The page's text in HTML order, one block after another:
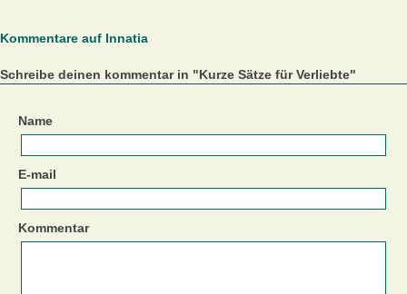
Kommentare auf Innatia
Schreibe deinen kommentar in "Kurze Sätze für Verliebte"
Name
E-mail
Kommentar